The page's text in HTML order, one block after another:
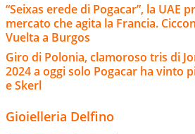
“Seixas erede di Pogacar”, la UAE
mercato che agita la Francia.
Vuelta a Burgos
Giro di Polonia, clamoroso tris di
2024 a oggi solo Pogacar ha vinto
e Skerl
Gioielleria Delfino